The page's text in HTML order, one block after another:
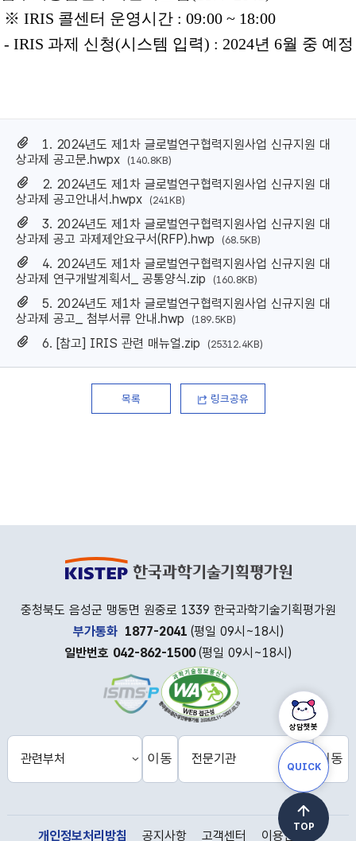
※ IRIS 콜센터 운영시간 : 09:00 ~ 18:00
- IRIS 과제 신청(시스템 입력) : 2024년 6월 중 예정
1. 2024년도 제1차 글로벌연구협력지원사업 신규지원 대
상과제 공고문.hwpx
(140.8KB)
2. 2024년도 제1차 글로벌연구협력지원사업 신규지원 대
상과제 공고안내서.hwpx
(241KB)
3. 2024년도 제1차 글로벌연구협력지원사업 신규지원 대
상과제 공고 과제제안요구서(RFP).hwp
(68.5KB)
4. 2024년도 제1차 글로벌연구협력지원사업 신규지원 대
상과제 연구개발계획서_ 공통양식.zip
(160.8KB)
5. 2024년도 제1차 글로벌연구협력지원사업 신규지원 대
상과제 공고_ 첨부서류 안내.hwp
(189.5KB)
6. [참고] IRIS 관련 매뉴얼.zip (25312.4KB)
목록 링크공유
상담챗봇
QUICK
TOP
충청북도 음성군 맹동면 원중로 1339 한국과학기술기획평가원
부가통화 1877-2041 (평일 09시~18시)
일반번호 042-862-1500 (평일 09시~18시)
부
이동
기
이동
개인정보처리방침 공지사항 고객센터 이용안내